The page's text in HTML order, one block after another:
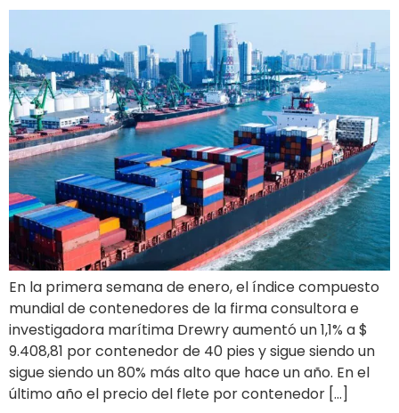
En la primera semana de enero, el índice compuesto
mundial de contenedores de la firma consultora e
investigadora marítima Drewry aumentó un 1,1% a $
9.408,81 por contenedor de 40 pies y sigue siendo un
sigue siendo un 80% más alto que hace un año. En el
último año el precio del flete por contenedor […]